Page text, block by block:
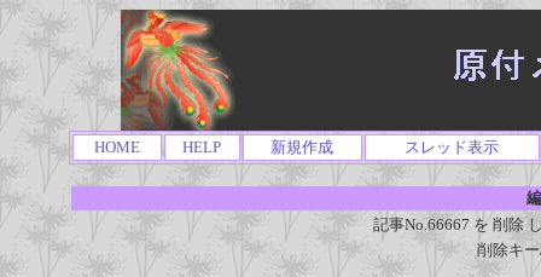
HOME HELP 新規作成 スレッド表示
記事No.66667 を 削除
削除キ